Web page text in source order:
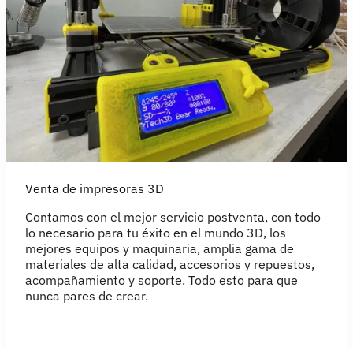
Venta de impresoras 3D
Contamos con el mejor servicio postventa, con todo
lo necesario para tu éxito en el mundo 3D, los
mejores equipos y maquinaria, amplia gama de
materiales de alta calidad, accesorios y repuestos,
acompañamiento y soporte. Todo esto para que
nunca pares de crear.